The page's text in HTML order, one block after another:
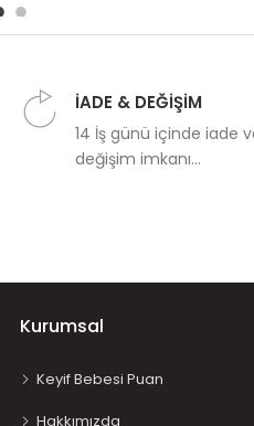
İADE & DEĞİŞİM
14 İş günü içinde iade
değişim imkanı...
Kurumsal
Keyif Bebesi Puan
Hakkımızda